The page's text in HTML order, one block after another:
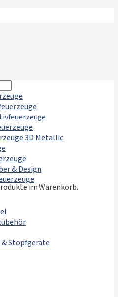
im Warenkorb.
3D Metallic
& Design
Stopfgeräte